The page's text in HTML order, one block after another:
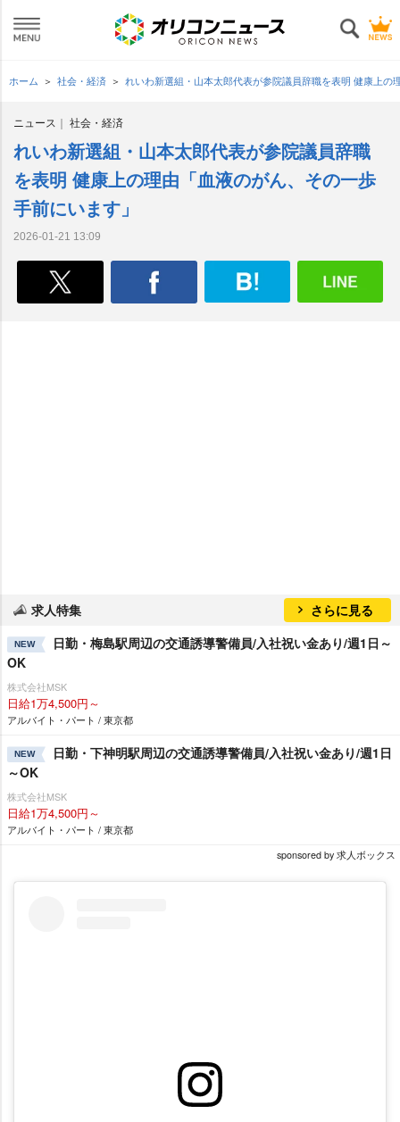
ホーム 社会・経済 れいわ新選組・山本太郎代表が参院議員辞職を表明 健康上
ニュース 社会・経済
れいわ新選組・山本太郎代表が参院議員辞職
を表明 健康上の理由「血液のがん、その一歩
手前にいます」
2026-01-21 13:09
求人特集 さらに見る
NEW
日勤・梅島駅周辺の交通誘導警備員/入社祝い金あり/週1日～
OK
株式会社MSK
日給1万4,500円～
アルバイト・パート / 東京都
NEW
日勤・下神明駅周辺の交通誘導警備員/入社祝い金あり/週1日
～OK
株式会社MSK
日給1万4,500円～
アルバイト・パート / 東京都
sponsored by 求人ボックス